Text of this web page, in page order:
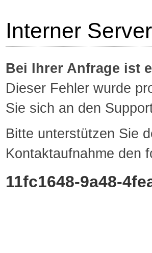
Interner
Bei Ihrer Anfrage ist
Dieser Fehler wurde
Sie sich an den
Bitte unterstützen Sie
Kontaktaufnahme den
11fc1648-9a48-